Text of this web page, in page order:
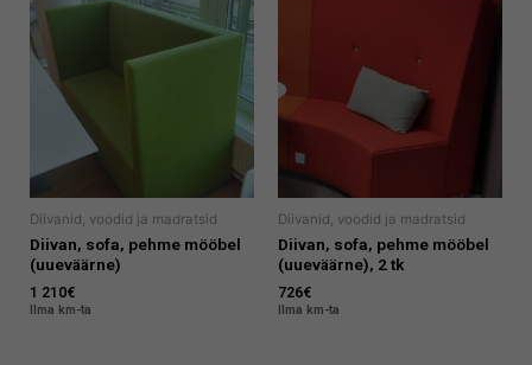
Diivanid, voodid ja madratsid
Diivan, sofa, pehme mööbel
(uueväärne)
1 210€
Ilma km-ta
Diivanid, voodid ja madratsid
Diivan, sofa, pehme mööbel
(uueväärne), 2 tk
726€
Ilma km-ta